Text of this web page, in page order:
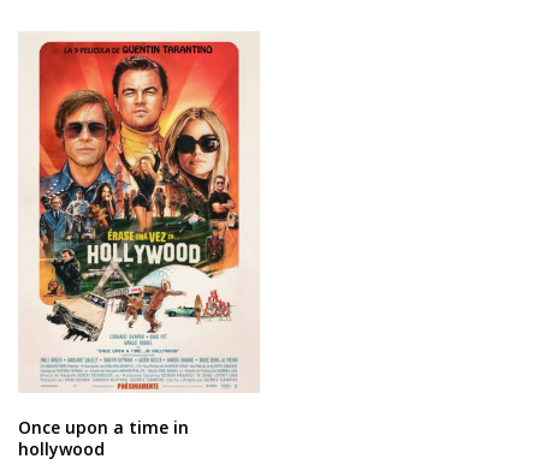
Once upon a time in
hollywood